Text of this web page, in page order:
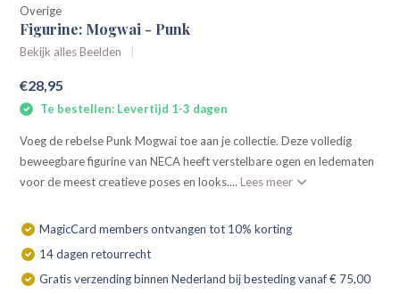
Overige
Figurine: Mogwai - Punk
Bekijk alles Beelden
€28,95
Te bestellen: Levertijd 1-3 dagen
Voeg de rebelse Punk Mogwai toe aan je collectie. Deze volledig
beweegbare figurine van NECA heeft verstelbare ogen en ledematen
voor de meest creatieve poses en looks.... Lees meer
MagicCard members ontvangen tot 10% korting
14 dagen retourrecht
Gratis verzending binnen Nederland bij besteding vanaf € 75,00